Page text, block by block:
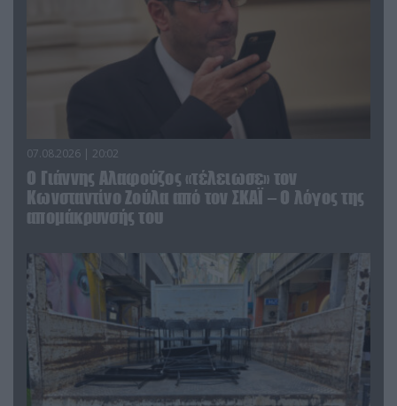
07.08.2026 | 20:02
Ο Γιάννης Αλαφούζος «τέλειωσε» τον
Κωνσταντίνο Ζούλα από τον ΣΚΑΪ – Ο λόγος της
απομάκρυνσής του